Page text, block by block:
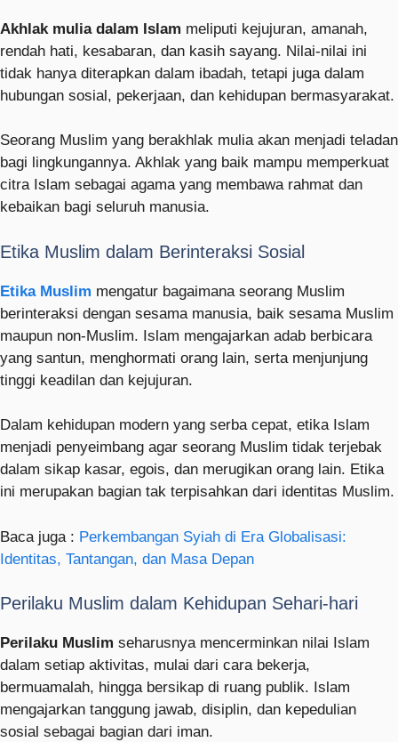
Akhlak mulia dalam Islam meliputi kejujuran, amanah,
rendah hati, kesabaran, dan kasih sayang. Nilai-nilai ini
tidak hanya diterapkan dalam ibadah, tetapi juga dalam
hubungan sosial, pekerjaan, dan kehidupan bermasyarakat.
Seorang Muslim yang berakhlak mulia akan menjadi teladan
bagi lingkungannya. Akhlak yang baik mampu memperkuat
citra Islam sebagai agama yang membawa rahmat dan
kebaikan bagi seluruh manusia.
Etika Muslim dalam Berinteraksi Sosial
Etika Muslim mengatur bagaimana seorang Muslim
berinteraksi dengan sesama manusia, baik sesama Muslim
maupun non-Muslim. Islam mengajarkan adab berbicara
yang santun, menghormati orang lain, serta menjunjung
tinggi keadilan dan kejujuran.
Dalam kehidupan modern yang serba cepat, etika Islam
menjadi penyeimbang agar seorang Muslim tidak terjebak
dalam sikap kasar, egois, dan merugikan orang lain. Etika
ini merupakan bagian tak terpisahkan dari identitas Muslim.
Baca juga : Perkembangan Syiah di Era Globalisasi:
Identitas, Tantangan, dan Masa Depan
Perilaku Muslim dalam Kehidupan Sehari-hari
Perilaku Muslim seharusnya mencerminkan nilai Islam
dalam setiap aktivitas, mulai dari cara bekerja,
bermuamalah, hingga bersikap di ruang publik. Islam
mengajarkan tanggung jawab, disiplin, dan kepedulian
sosial sebagai bagian dari iman.